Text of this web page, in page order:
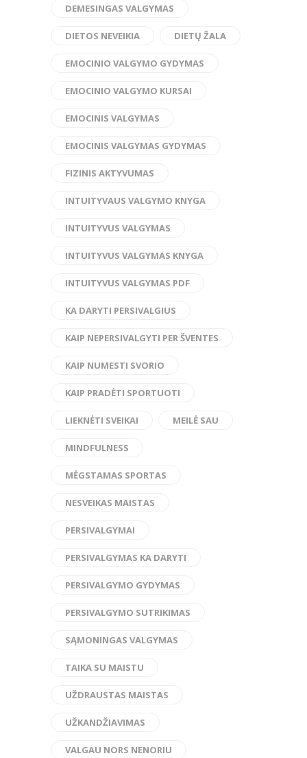
DEMESINGAS VALGYMAS
DIETOS NEVEIKIA DIETŲ ŽALA
EMOCINIO VALGYMO GYDYMAS
EMOCINIO VALGYMO KURSAI
EMOCINIS VALGYMAS
EMOCINIS VALGYMAS GYDYMAS
FIZINIS AKTYVUMAS
INTUITYVAUS VALGYMO KNYGA
INTUITYVUS VALGYMAS
INTUITYVUS VALGYMAS KNYGA
INTUITYVUS VALGYMAS PDF
KA DARYTI PERSIVALGIUS
KAIP NEPERSIVALGYTI PER ŠVENTES
KAIP NUMESTI SVORIO
KAIP PRADĖTI SPORTUOTI
LIEKNĖTI SVEIKAI MEILĖ SAU
MINDFULNESS
MĖGSTAMAS SPORTAS
NESVEIKAS MAISTAS
PERSIVALGYMAI
PERSIVALGYMAS KA DARYTI
PERSIVALGYMO GYDYMAS
PERSIVALGYMO SUTRIKIMAS
SĄMONINGAS VALGYMAS
TAIKA SU MAISTU
UŽDRAUSTAS MAISTAS
UŽKANDŽIAVIMAS
VALGAU NORS NENORIU